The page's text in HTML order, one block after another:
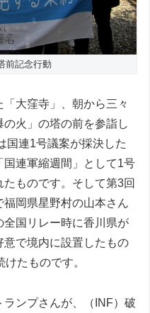
前記念行動
大窪寺」、朝から三々
火」の塔の前を参詣し
国連1号議案が採決した
国連軍縮週間」として1号
ものです。そして第3回
岡県星野村の山本さん
国リレー時に香川県が
で境内に設置したもの
たものです。
ンプさんが、（INF）破